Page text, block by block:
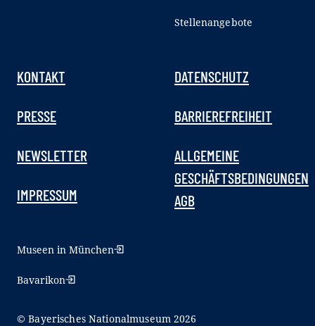
Stellenangebote
KONTAKT
PRESSE
NEWSLETTER
IMPRESSUM
DATENSCHUTZ
BARRIEREFREIHEIT
ALLGEMEINE
GESCHÄFTSBEDINGUNGEN
AGB
Museen in München
Bavarikon
© Bayerisches Nationalmuseum 2026